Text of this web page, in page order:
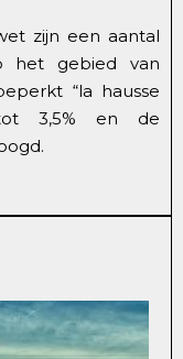
zijn een aantal
het gebied van
“la hausse
tot 3,5% en de